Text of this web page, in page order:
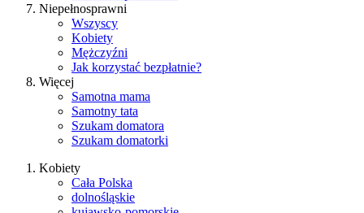
Niepełnosprawni
Wszyscy
Kobiety
Mężczyźni
Jak korzystać bezpłatnie?
Więcej
Samotna mama
Samotny tata
Szukam domatora
Szukam domatorki
Kobiety
Cała Polska
dolnośląskie